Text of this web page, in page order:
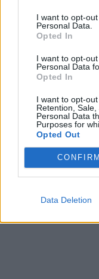
I want to opt-
Personal Data.
Opted In
I want to opt-
Personal Data
Opted In
I want to opt-
Retention,
Personal Data
Purposes for
Opted Out
CONFIRM
Data Deletion